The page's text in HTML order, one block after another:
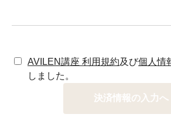
AVILEN講座 利用規約及び個人情
しました。
決済情報の入力へ